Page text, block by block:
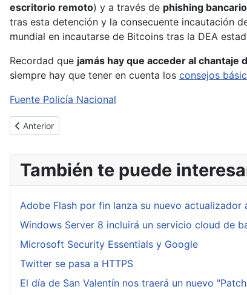
escritorio remoto) y a través de phishing bancario
tras esta detención y la consecuente incautación
mundial en incautarse de Bitcoins tras la DEA
Recordad que jamás hay que acceder al
siempre hay que tener en cuenta los consejos
Fuente Policía Nacional
Artículo anterior: Lavabit y como prefirió cerrar antes de
Anterior
También te puede
Adobe Flash por fin lanza su nuevo actualizador
Windows Server 8 incluirá un servicio cloud de
Microsoft Security Essentials y Google
Twitter se pasa a HTTPS
El día de San Valentín nos traerá un nuevo